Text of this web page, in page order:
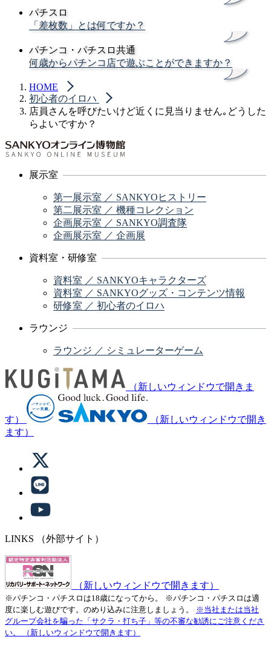
パチスロ
「差枚数」とは何ですか？
パチンコ・パチスロ共通
何歳からパチンコ店で遊ぶことができますか？
HOME
初心者のイロハ
店員さんを呼びたいけど近くに見当りません｡どうした
らよいですか？
展示室
第一展示室 ／ SANKYOヒストリー
第二展示室 ／ 機種コレクション
企画展示室 ／ SANKYO調査隊
企画展示室 ／ 企画展
資料室・研修室
資料室 ／ SANKYOキャラクターズ
資料室 ／ SANKYOグッズ・コンテンツ情報
研修室 ／ 初心者のイロハ
ラウンジ
ラウンジ ／ シミュレーターゲーム
（新しいウィンドウで開きま
す）
（新しいウィンドウで開き
ます）
LINKS （外部サイト）
（新しいウィンドウで開きます）
※パチンコ・パチスロは18歳になってから。
※パチンコ・パチスロは適
度に楽しむ遊びです。のめり込みに注意しましょう。
※当社または当社
グループ会社を騙った「サクラ・打ち子」等の不審な勧誘にご注意くださ
い。
（新しいウィンドウで開きます）